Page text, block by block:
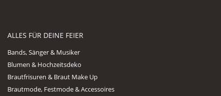
ALLES FÜR DEINE FEIER
Bands, Sänger & Musiker
Blumen & Hochzeitsdeko
Brautfrisuren & Braut Make Up
Brautmode, Festmode & Accessoires